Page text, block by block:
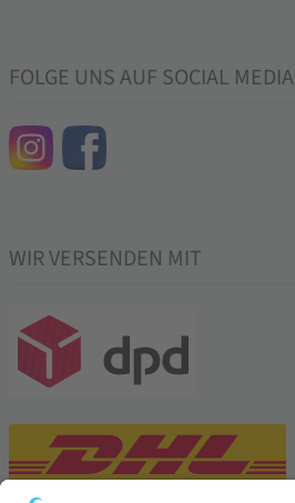
FOLGE UNS AUF SOCIAL MEDIA
WIR VERSENDEN MIT